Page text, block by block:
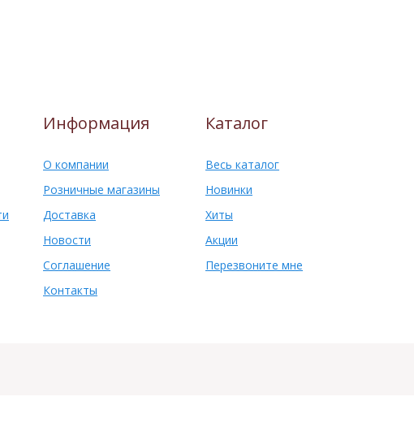
Информация
О компании
Розничные магазины
Доставка
Новости
Соглашение
Контакты
Каталог
Весь каталог
Новинки
Хиты
Акции
Перезвоните мне